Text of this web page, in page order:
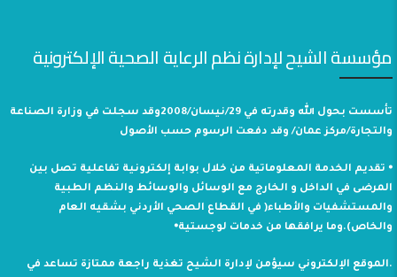
مؤسسة الشيح لإدارة نظم الرعاية الصحية الإلكترونية
تأسست بحول الله وقدرته في 29/نيسان/2008وقد سجلت في وزارة الصناعة
والتجارة/مركز عمان/ وقد دفعت الرسوم حسب الأصول
⦁ تقديم الخدمة المعلوماتية من خلال بوابة إلكترونية تفاعلية تصل بين
المرضى في الداخل و الخارج مع الوسائل والوسائط والنظم الطبية
والمستشفيات والأطباء( في القطاع الصحي الأردني بشقيه العام
والخاص).وما يرافقها من خدمات لوجستية⦁
.الموقع الإلكتروني سيؤمن لإدارة الشيح تغذية راجعة ممتازة تساعد في